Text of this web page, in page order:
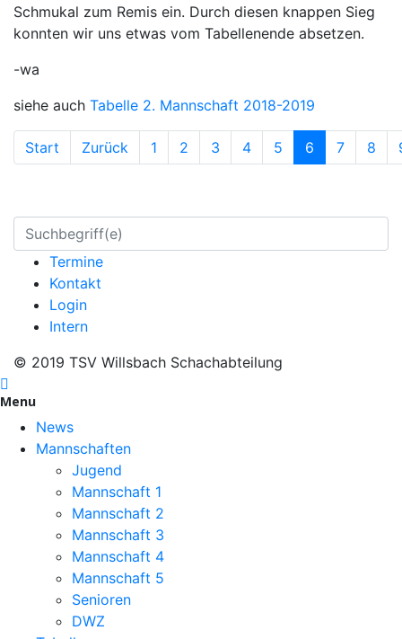
Schmukal zum Remis ein. Durch diesen knappen Sieg
konnten wir uns etwas vom Tabellenende absetzen.
-wa
siehe auch Tabelle 2. Mannschaft 2018-2019
Start Zurück 1 2 3 4 5 6 7 8
Termine
Kontakt
Login
Intern
© 2019 TSV Willsbach Schachabteilung
Menu
News
Mannschaften
Jugend
Mannschaft 1
Mannschaft 2
Mannschaft 3
Mannschaft 4
Mannschaft 5
Senioren
DWZ